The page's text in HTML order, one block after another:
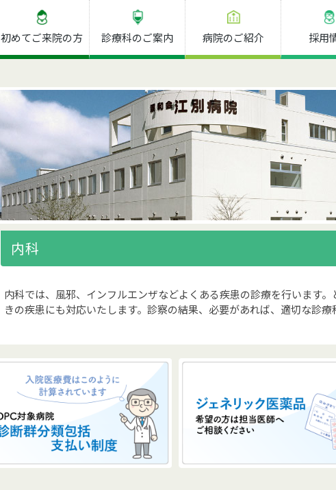
初めてご来院の方 診療科のご案内 病院のご紹介 採用
内科
内科では、風邪、インフルエンザなどよくある疾患の診療を行います
きの疾患にも対応いたします。診察の結果、必要があれば、適切な診療